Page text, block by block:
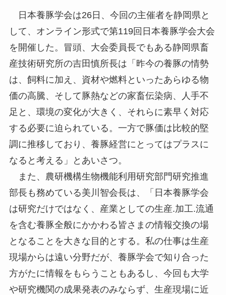
日本養豚学会は26日、今回の主催者を静岡県と
して、オンライン形式で第119回日本養豚学会大会
を開催した。冒頭、大会委員長でもある静岡県畜
産技術研究所の吉田慎所長は「昨今の養豚の情勢
は、飼料に加え、資材や燃料といったあらゆる物
価の高騰、そして豚熱などの家畜伝染病、人手不
足と、環境の変化が大きく、それらに素早く対応
する必要に迫られている。一方で豚価は比較的堅
調に推移しており、養豚経営にとってはプラスに
なると考える」とあいさつ。
また、農研機構生物機能利用研究部門研究推進
部長も務めている美川智会長は、「日本養豚学会
は研究だけではなく、産業としての生産.加工.流通
を含む養豚全般にかかわる皆さまの情報交換の場
となることを大きな目的とする。私の仕事は生産
現場からは遠い分野だが、養豚学会で知り合った
方がたに情報をもらうこともあるし、今回も大学
や研究機関の成果発表のみならず、生産現場に近